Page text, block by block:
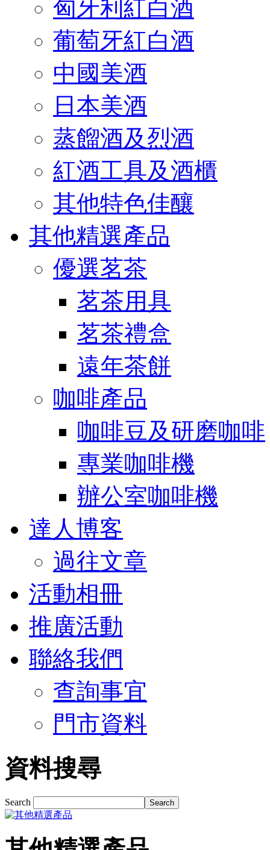
匈牙利紅白酒
葡萄牙紅白酒
中國美酒
日本美酒
蒸餾酒及烈酒
紅酒工具及酒櫃
其他特色佳釀
其他精選產品
優選茗茶
茗茶用具
茗茶禮盒
遠年茶餅
咖啡產品
咖啡豆及研磨咖啡
專業咖啡機
辦公室咖啡機
達人博客
過往文章
活動相冊
推廣活動
聯絡我們
查詢事宜
門市資料
資料搜尋
Search